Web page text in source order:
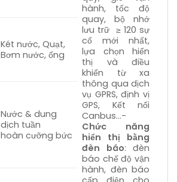
hành, tốc độ
quay, bộ nhớ
lưu trữ ≥ 120 sự
cố mới nhất,
lựa chọn hiển
thị và điều
khiển từ xa
thông qua dịch
vụ GPRS, định vị
GPS, Kết nối
Canbus…-
Chức năng
hiển thị bằng
đèn báo: đèn
báo chế độ vận
hành, đèn báo
Két nước, Quạt,
Bơm nước, ống
Nước & dung
dịch tuần
hoàn cưỡng bức